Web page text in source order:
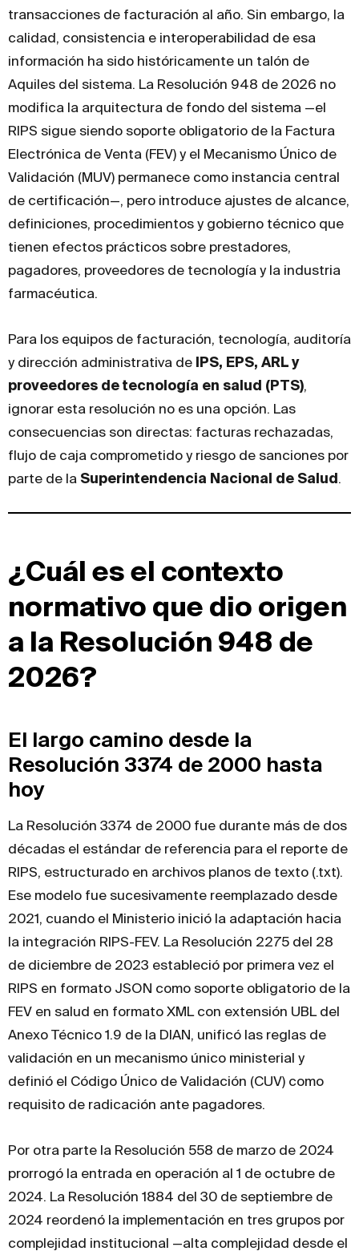
transacciones de facturación al año. Sin embargo, la
calidad, consistencia e interoperabilidad de esa
información ha sido históricamente un talón de
Aquiles del sistema. La Resolución 948 de 2026 no
modifica la arquitectura de fondo del sistema —el
RIPS sigue siendo soporte obligatorio de la Factura
Electrónica de Venta (FEV) y el Mecanismo Único de
Validación (MUV) permanece como instancia central
de certificación—, pero introduce ajustes de alcance,
definiciones, procedimientos y gobierno técnico que
tienen efectos prácticos sobre prestadores,
pagadores, proveedores de tecnología y la industria
farmacéutica.
Para los equipos de facturación, tecnología, auditoría
y dirección administrativa de IPS, EPS, ARL y
proveedores de tecnología en salud (PTS),
ignorar esta resolución no es una opción. Las
consecuencias son directas: facturas rechazadas,
flujo de caja comprometido y riesgo de sanciones por
parte de la Superintendencia Nacional de Salud.
¿Cuál es el contexto
normativo que dio origen
a la Resolución 948 de
2026?
El largo camino desde la
Resolución 3374 de 2000 hasta
hoy
La Resolución 3374 de 2000 fue durante más de dos
décadas el estándar de referencia para el reporte de
RIPS, estructurado en archivos planos de texto (.txt).
Ese modelo fue sucesivamente reemplazado desde
2021, cuando el Ministerio inició la adaptación hacia
la integración RIPS-FEV. La Resolución 2275 del 28
de diciembre de 2023 estableció por primera vez el
RIPS en formato JSON como soporte obligatorio de la
FEV en salud en formato XML con extensión UBL del
Anexo Técnico 1.9 de la DIAN, unificó las reglas de
validación en un mecanismo único ministerial y
definió el Código Único de Validación (CUV) como
requisito de radicación ante pagadores.
Por otra parte la Resolución 558 de marzo de 2024
prorrogó la entrada en operación al 1 de octubre de
2024. La Resolución 1884 del 30 de septiembre de
2024 reordenó la implementación en tres grupos por
complejidad institucional —alta complejidad desde el